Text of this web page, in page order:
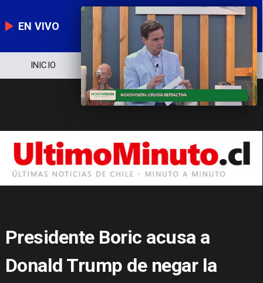
EN VIVO
NOTICIERO POLÍTICA ECONOMÍA
Presidente Boric acusa a
Donald Trump de negar la